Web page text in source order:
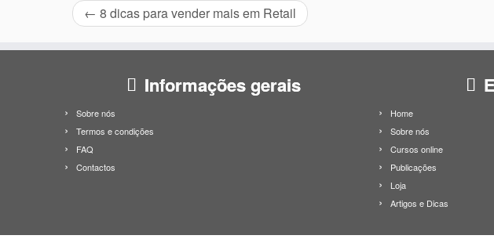
← 8 dicas para vender mais em Retail
Informações gerais
Sobre nós
Termos e condições
FAQ
Contactos
Home
Sobre nós
Cursos online
Publicações
Loja
Artigos e Dicas